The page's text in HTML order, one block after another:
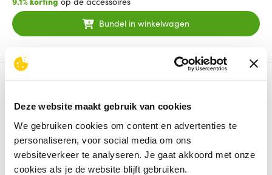
Deze website maakt gebruik van cookies
We gebruiken cookies om content en advertenties te
personaliseren, voor social media om ons
websiteverkeer te analyseren. Je gaat akkoord met onze
cookies als je de website blijft gebruiken.
Bundel in winkelwagen
Productinformatie
Lenovo ThinkPad P16s Gen 5 (Intel), Intel Core
Ultra 7, 40,6 cm (16"), 1920 x 1200 Pixels, 32 GB, 1
TB, Windows 11 Pro
Lees de volledige omschrijving